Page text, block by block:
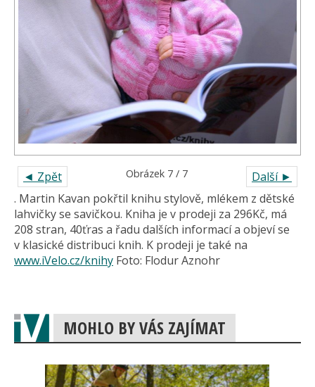
◄ Zpět Další ►
Obrázek 7 / 7
. Martin Kavan pokřtil knihu stylově, mlékem z dětské
lahvičky se savičkou. Kniha je v prodeji za 296Kč, má
208 stran, 40ťras a řadu dalších informací a objeví se
v klasické distribuci knih. K prodeji je také na
www.iVelo.cz/knihy Foto: Flodur Aznohr
MOHLO BY VÁS ZAJÍMAT